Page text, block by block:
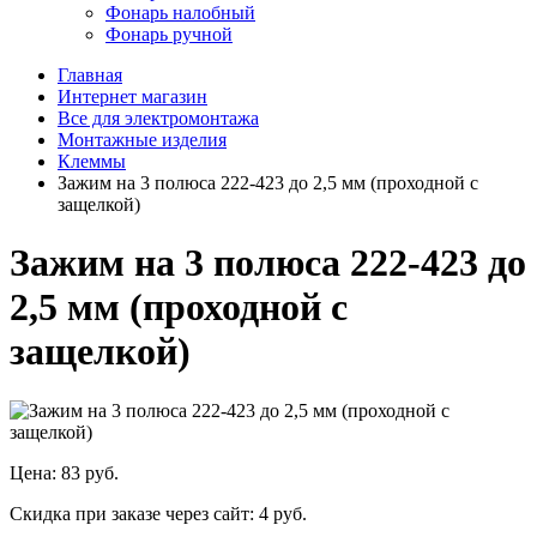
Фонарь налобный
Фонарь ручной
Главная
Интернет магазин
Все для электромонтажа
Монтажные изделия
Клеммы
Зажим на 3 полюса 222-423 до 2,5 мм (проходной с
защелкой)
Зажим на 3 полюса 222-423 до
2,5 мм (проходной с
защелкой)
Цена: 83 руб.
Скидка при заказе через сайт: 4 руб.